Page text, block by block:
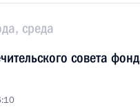
среда
совета